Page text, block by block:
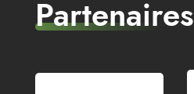
Partenaires